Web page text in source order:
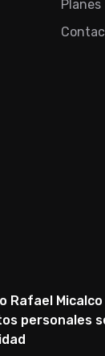
Planes
Rafael
personales